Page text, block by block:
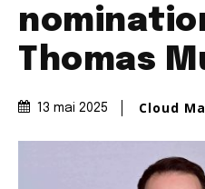
Thomas
13 mai 2025 Cloud